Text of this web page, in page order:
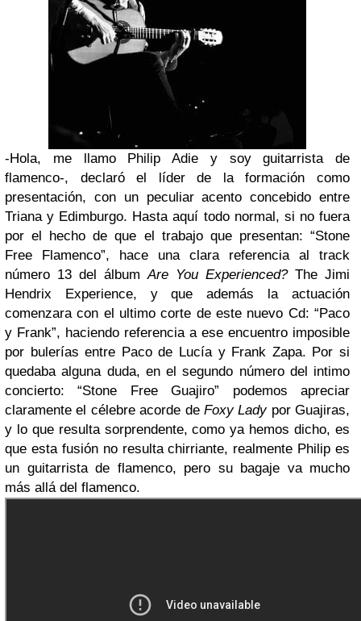
-Hola, me llamo Philip Adie y soy guitarrista de
flamenco-, declaró el líder de la formación como
presentación, con un peculiar acento concebido entre
Triana y Edimburgo. Hasta aquí todo normal, si no fuera
por el hecho de que el trabajo que presentan: “Stone
Free Flamenco”, hace una clara referencia al track
número 13 del álbumAre You Experienced?The Jimi
Hendrix Experience, y que además la actuación
comenzara con el ultimo corte de este nuevo Cd: “Paco
y Frank”, haciendo referencia a ese encuentro imposible
por bulerías entre Paco de Lucía y Frank Zapa. Por si
quedaba alguna duda, en el segundo número del intimo
concierto: “Stone Free Guajiro” podemos apreciar
claramente el célebre acorde de Foxy Lady por Guajiras,
y lo que resulta sorprendente, como ya hemos dicho, es
que esta fusión no resulta chirriante, realmente Philip es
un guitarrista de flamenco, pero su bagaje va mucho
más allá del flamenco.